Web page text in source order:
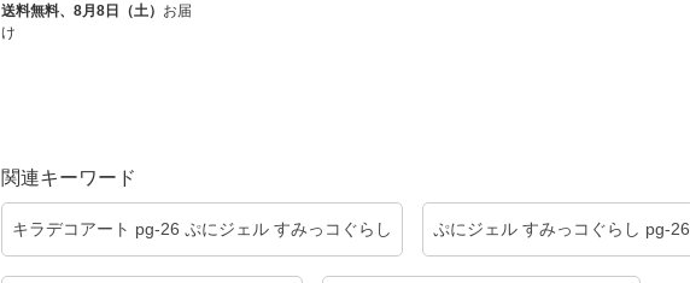
送料無料、 8月8日（土） お届
け
関連キーワード
キラデコアート pg-26 ぷにジェル すみっコぐらし ぷにジェル すみっコぐらし pg-26